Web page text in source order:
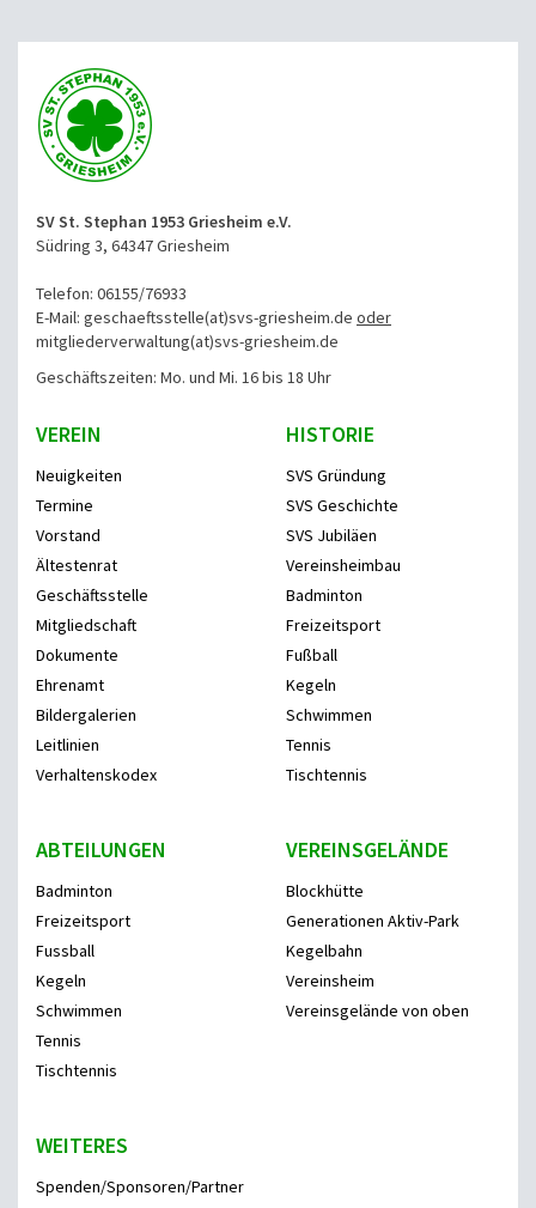
SV St. Stephan 1953 Griesheim e.V.
Südring 3, 64347 Griesheim
Telefon: 06155/76933
E-Mail: geschaeftsstelle(at)svs-griesheim.de oder
mitgliederverwaltung(at)svs-griesheim.de
Geschäftszeiten: Mo. und Mi. 16 bis 18 Uhr
VEREIN
Neuigkeiten
Termine
Vorstand
Ältestenrat
Geschäftsstelle
Mitgliedschaft
Dokumente
Ehrenamt
Bildergalerien
Leitlinien
Verhaltenskodex
HISTORIE
SVS Gründung
SVS Geschichte
SVS Jubiläen
Vereinsheimbau
Badminton
Freizeitsport
Fußball
Kegeln
Schwimmen
Tennis
Tischtennis
ABTEILUNGEN
Badminton
Freizeitsport
Fussball
Kegeln
Schwimmen
Tennis
Tischtennis
VEREINSGELÄNDE
Blockhütte
Generationen Aktiv-Park
Kegelbahn
Vereinsheim
Vereinsgelände von oben
WEITERES
Spenden/Sponsoren/Partner